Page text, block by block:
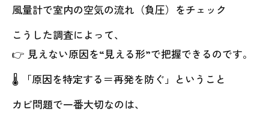
風量計で室内の空気の流れ（負圧）をチェック
こうした調査によって、
👉 見えない原因を“見える形”で把握できるのです。
🌡️ 「原因を特定する＝再発を防ぐ」ということ
カビ問題で一番大切なのは、